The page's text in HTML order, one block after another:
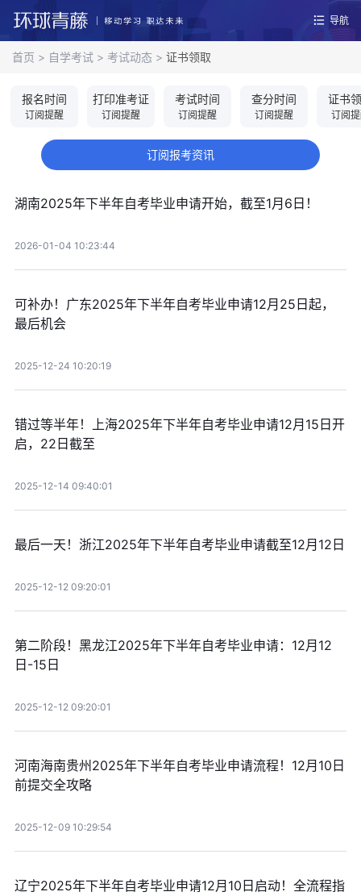
导航
首页 > 自学考试 > 考试动态 > 证书领取
报名时间
订阅提醒
打印准考证
订阅提醒
考试时间
订阅提醒
查分时间
订阅提醒
证书
订阅
订阅报考资讯
湖南2025年下半年自考毕业申请开始，截至1月6日！
2026-01-04 10:23:44
可补办！广东2025年下半年自考毕业申请12月25日起，
最后机会
2025-12-24 10:20:19
错过等半年！上海2025年下半年自考毕业申请12月15日开
启，22日截至
2025-12-14 09:40:01
最后一天！浙江2025年下半年自考毕业申请截至12月12日
2025-12-12 09:20:01
第二阶段！黑龙江2025年下半年自考毕业申请：12月12
日-15日
2025-12-12 09:20:01
河南海南贵州2025年下半年自考毕业申请流程！12月10日
前提交全攻略
2025-12-09 10:29:54
辽宁2025年下半年自考毕业申请12月10日启动！全流程指